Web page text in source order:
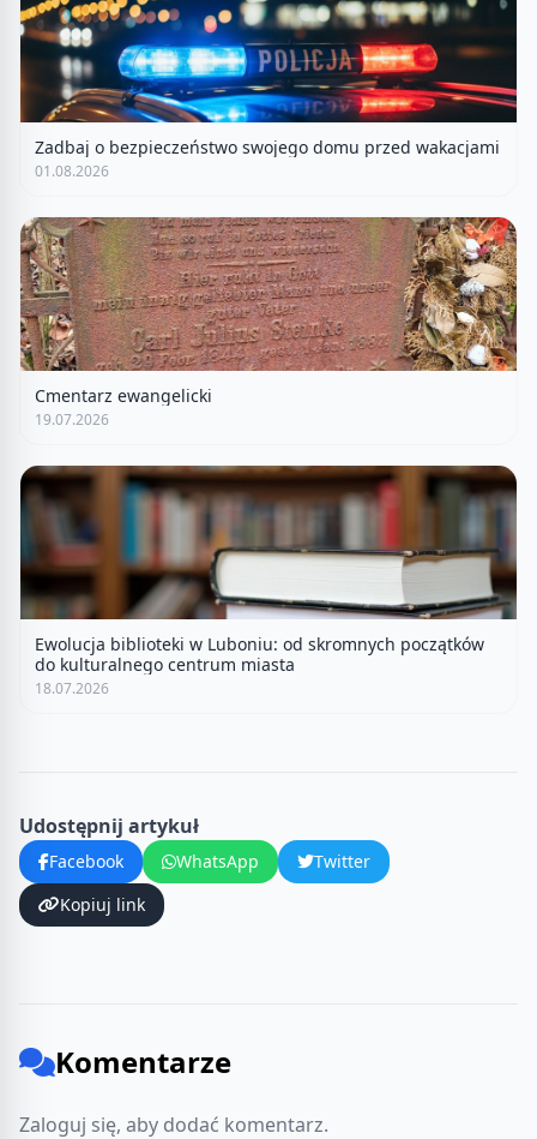
Zadbaj o bezpieczeństwo swojego domu przed wakacjami
01.08.2026
Cmentarz ewangelicki
19.07.2026
Ewolucja biblioteki w Luboniu: od skromnych początków
do kulturalnego centrum miasta
18.07.2026
Udostępnij artykuł
Facebook WhatsApp
Twitter
Kopiuj link
Komentarze
Zaloguj się, aby dodać komentarz.